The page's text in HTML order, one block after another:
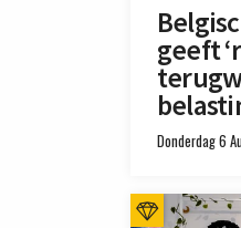
geeft
Donderdag 6